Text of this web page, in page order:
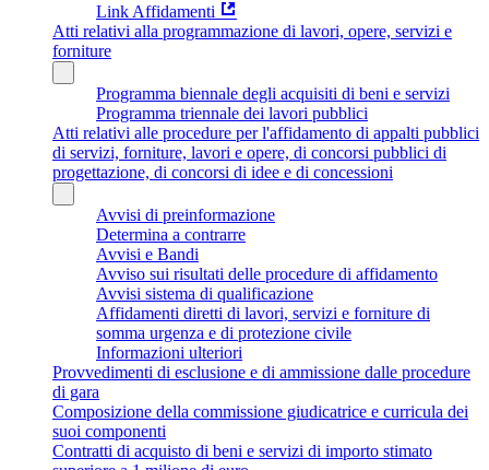
Link Affidamenti
Atti relativi alla programmazione di lavori, opere, servizi e
forniture
Programma biennale degli acquisiti di beni e servizi
Programma triennale dei lavori pubblici
Atti relativi alle procedure per l'affidamento di appalti pubblici
di servizi, forniture, lavori e opere, di concorsi pubblici di
progettazione, di concorsi di idee e di concessioni
Avvisi di preinformazione
Determina a contrarre
Avvisi e Bandi
Avviso sui risultati delle procedure di affidamento
Avvisi sistema di qualificazione
Affidamenti diretti di lavori, servizi e forniture di
somma urgenza e di protezione civile
Informazioni ulteriori
Provvedimenti di esclusione e di ammissione dalle procedure
di gara
Composizione della commissione giudicatrice e curricula dei
suoi componenti
Contratti di acquisto di beni e servizi di importo stimato